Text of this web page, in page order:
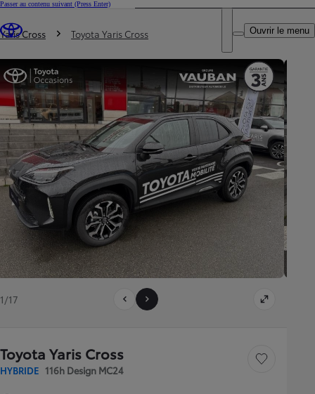
Passer au contenu suivant (Press Enter)
Trouvez un partenaire Toyota
DEALER NAME
Ouvrir le menu
Vous êtes ici
Yaris Cross Toyota Yaris Cross
1/17
Toyota Yaris Cross
HYBRIDE 116h Design MC24
Sauvegarder le